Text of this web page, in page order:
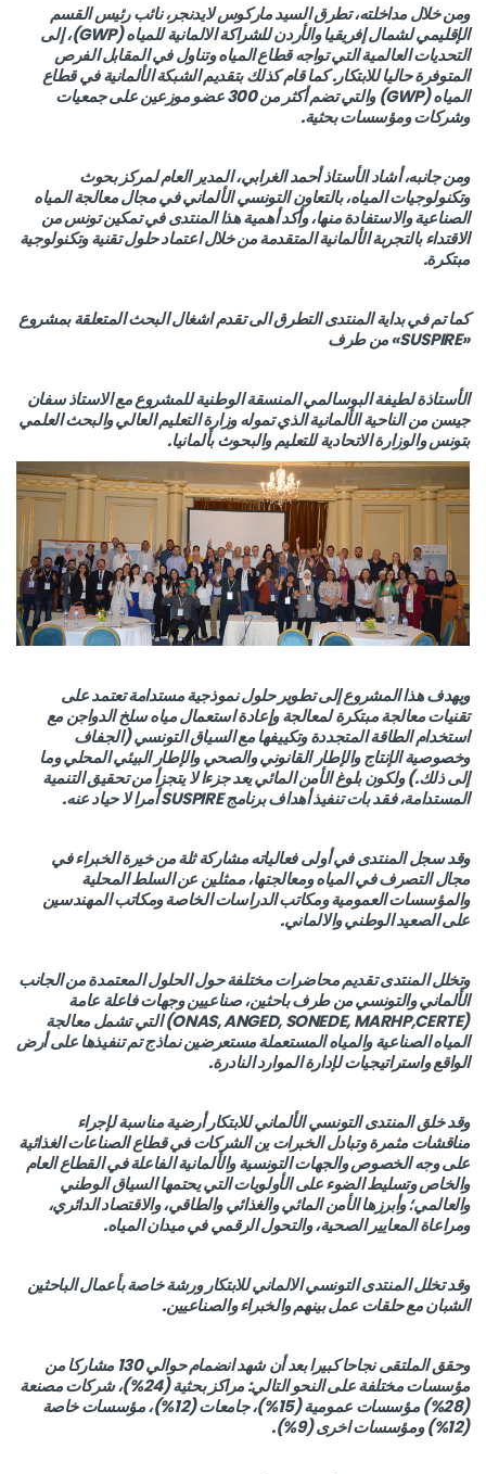
ومن خلال مداخلته، تطرق السيد ماركوس لايدنجر، نائب رئيس القسم
الإقليمي لشمال إفريقيا والأردن للشراكة الالمانية للمياه (GWP)، إلى
التحديات العالمية التي تواجه قطاع المياه وتناول في المقابل الفرص
المتوفرة حاليا للابتكار. كما قام كذلك بتقديم الشبكة الألمانية في قطاع
المياه (GWP) والتي تضم أكثر من 300 عضو موزعين على جمعيات
وشركات ومؤسسات بحثية.
ومن جانبه، أشاد الأستاذ أحمد الغرابي، المدير العام لمركز بحوث
وتكنولوجيات المياه، بالتعاون التونسي الألماني في مجال معالجة المياه
الصناعية والاستفادة منها، وأكد أهمية هذا المنتدى في تمكين تونس من
الاقتداء بالتجربة الألمانية المتقدمة من خلال اعتماد حلول تقنية وتكنولوجية
مبتكرة.
كما تم في بداية المنتدى التطرق الى تقدم اشغال البحث المتعلقة بمشروع
«SUSPIRE» من طرف
الأستاذة لطيفة البوسالمي المنسقة الوطنية للمشروع مع الاستاذ سفان
جيسن من الناحية الألمانية الذي تموله وزارة التعليم العالي والبحث العلمي
بتونس والوزارة الاتحادية للتعليم والبحوث بألمانيا.
ويهدف هذا المشروع إلى تطوير حلول نموذجية مستدامة تعتمد على
تقنيات معالجة مبتكرة لمعالجة وإعادة استعمال مياه سلخ الدواجن مع
استخدام الطاقة المتجددة وتكييفها مع السياق التونسي (الجفاف
وخصوصية الإنتاج والإطار القانوني والصحي والإطار البيئي المحلي وما
إلى ذلك.) ولكون بلوغ الأمن المائي يعد جزءا لا يتجزأ من تحقيق التنمية
المستدامة، فقد بات تنفيذ أهداف برنامج SUSPIRE أمرا لا حياد عنه.
وقد سجل المنتدى في أولى فعالياته مشاركة ثلة من خيرة الخبراء في
مجال التصرف في المياه ومعالجتها، ممثلين عن السلط المحلية
والمؤسسات العمومية ومكاتب الدراسات الخاصة ومكاتب المهندسين
على الصعيد الوطني والالماني.
وتخلل المنتدى تقديم محاضرات مختلفة حول الحلول المعتمدة من الجانب
الألماني والتونسي من طرف باحثين، صناعيين وجهات فاعلة عامة
(ONAS, ANGED, SONEDE, MARHP,CERTE) التي تشمل معالجة
المياه الصناعية والمياه المستعملة مستعرضين نماذج تم تنفيذها على أرض
الواقع واستراتيجيات لإدارة الموارد النادرة.
وقد خلق المنتدى التونسي الألماني للابتكار أرضية مناسبة لإجراء
مناقشات مثمرة وتبادل الخبرات ين الشركات في قطاع الصناعات الغذائية
على وجه الخصوص والجهات التونسية والألمانية الفاعلة في القطاع العام
والخاص وتسليط الضوء على الأولويات التي يحتمها السياق الوطني
والعالمي؛ وأبرزها الأمن المائي والغذائي والطاقي، والاقتصاد الدائري،
ومراعاة المعايير الصحية، والتحول الرقمي في ميدان المياه.
وقد تخلل المنتدى التونسي الالماني للابتكار ورشة خاصة بأعمال الباحثين
الشبان مع حلقات عمل بينهم والخبراء والصناعيين.
وحقق الملتقى نجاحا كبيرا بعد أن شهد انضمام حوالي 130 مشاركا من
مؤسسات مختلفة على النحو التالي: مراكز بحثية (24%)، شركات مصنعة
(28%) مؤسسات عمومية (15%)، جامعات (12%)، مؤسسات خاصة
(12%) ومؤسسات اخرى (9%).